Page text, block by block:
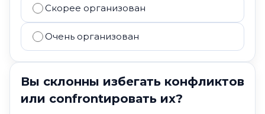
Скорее организован
Очень организован
Вы склонны избегать конфликтов
или confrontировать их?